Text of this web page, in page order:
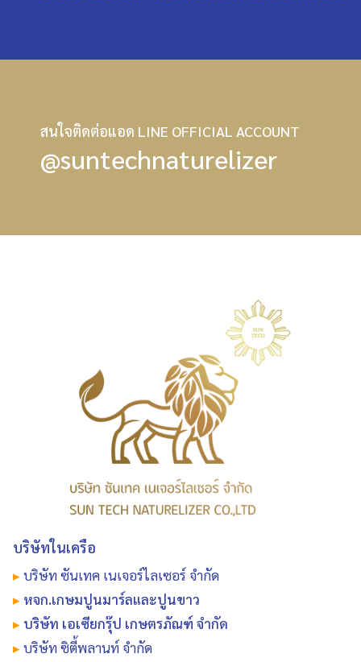
สนใจติดต่อแอด LINE OFFICIAL ACCOUNT
@suntechnaturelizer
บริษัทในเครือ
▸บริษัท ซันเทค เนเจอร์ไลเซอร์ จำกัด
▸ หจก.เกษมปูนมาร์ลและปูนขาว
▸ บริษัท เอเซียกรุ๊ป เกษตรภัณฑ์ จำกัด
▸บริษัท ซิตี้พลานท์ จำกัด